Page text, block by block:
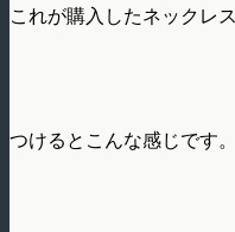
これが購入したネックレス
つけるとこんな感じです